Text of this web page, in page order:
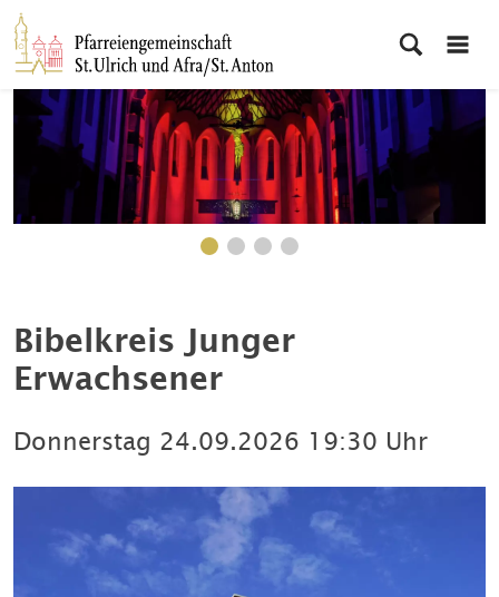
Bibelkreis Junger
Erwachsener
Donnerstag 24.09.2026 19:30 Uhr